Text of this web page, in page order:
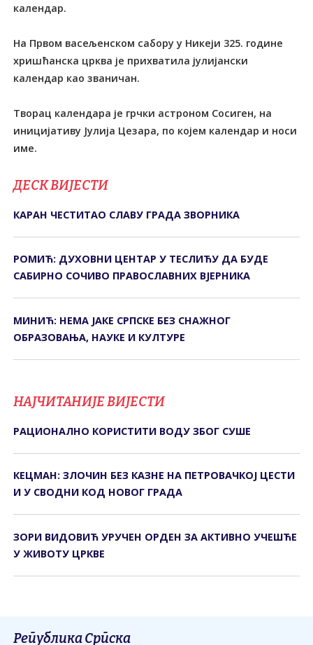
календар.
На Првом васељенском сабору у Никеји 325. године
хришћанска црква је прихватила јулијански
календар као званичан.
Tворац календара је грчки астроном Сосиген, на
иницијативу Јулија Цезара, по којем календар и носи
име.
ДЕСК ВИЈЕСТИ
КАРАН ЧЕСТИТАО СЛАВУ ГРАДА ЗВОРНИКА
РОМИЋ: ДУХОВНИ ЦЕНТАР У ТЕСЛИЋУ ДА БУДЕ
САБИРНО СОЧИВО ПРАВОСЛАВНИХ ВЈЕРНИКА
МИНИЋ: НЕМА ЈАКЕ СРПСКЕ БЕЗ СНАЖНОГ
ОБРАЗОВАЊА, НАУКЕ И КУЛТУРЕ
НАЈЧИТАНИЈЕ ВИЈЕСТИ
РАЦИОНАЛНО КОРИСТИТИ ВОДУ ЗБОГ СУШЕ
КЕЦМАН: ЗЛОЧИН БЕЗ КАЗНЕ НА ПЕТРОВАЧКОЈ ЦЕСТИ
И У СВОДНИ КОД НОВОГ ГРАДА
ЗОРИ ВИДОВИЋ УРУЧЕН ОРДЕН ЗА АКТИВНО УЧЕШЋЕ
У ЖИВОТУ ЦРКВЕ
Република Српска